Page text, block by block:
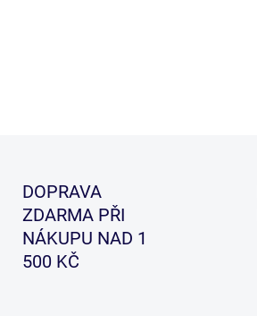
DOPRAVA
ZDARMA PŘI
NÁKUPU NAD 1
500 KČ